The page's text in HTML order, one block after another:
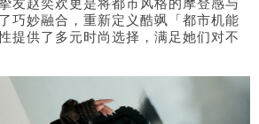
友赵奕欢更是将都市风格的摩登感与
巧妙融合，重新定义酷飒「都市机能
提供了多元时尚选择，满足她们对不